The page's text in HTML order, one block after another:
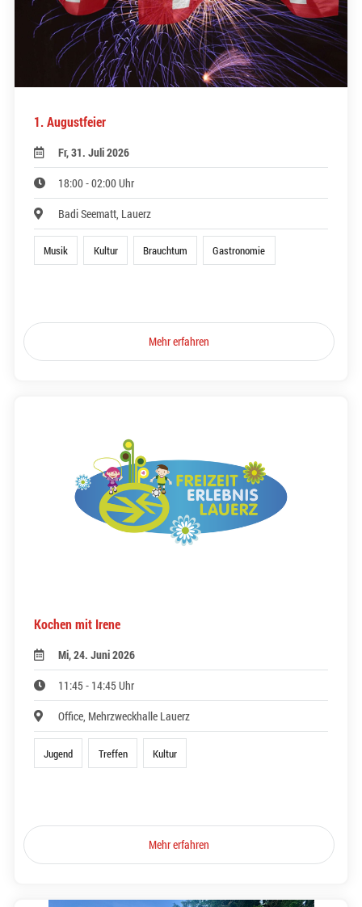
1. Augustfeier
Fr, 31. Juli 2026
18:00 - 02:00 Uhr
Badi Seematt, Lauerz
Musik Kultur Brauchtum Gastronomie
Mehr erfahren
Kochen mit Irene
Mi, 24. Juni 2026
11:45 - 14:45 Uhr
Office, Mehrzweckhalle Lauerz
Jugend Treffen Kultur
Mehr erfahren